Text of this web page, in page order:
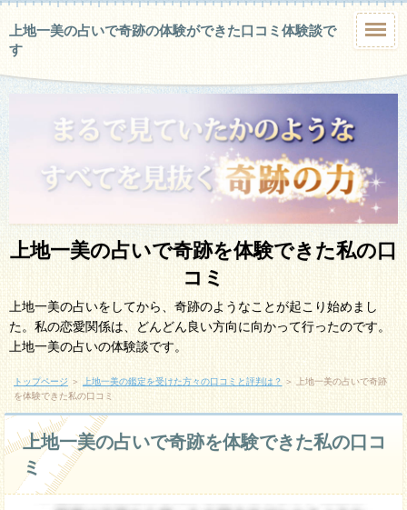
上地一美の占いで奇跡の体験ができた口コミ体験談で
す
上地一美の占いで奇跡を体験できた私の口
コミ
上地一美の占いをしてから、奇跡のようなことが起こり始めまし
た。私の恋愛関係は、どんどん良い方向に向かって行ったのです。
上地一美の占いの体験談です。
トップページ＞ 上地一美の鑑定を受けた方々の口コミと評判は？ ＞
上地一美の占いで奇跡
を体験できた私の口コミ
上地一美の占いで奇跡を体験できた私の口コ
ミ